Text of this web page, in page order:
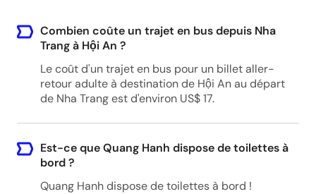
Combien coûte un trajet en bus depuis Nha
Trang à Hội An ?
Le coût d'un trajet en bus pour un billet aller-
retour adulte à destination de Hội An au départ
de Nha Trang est d'environ US$ 17.
Est-ce que Quang Hanh dispose de toilettes à
bord ?
Quang Hanh dispose de toilettes à bord !